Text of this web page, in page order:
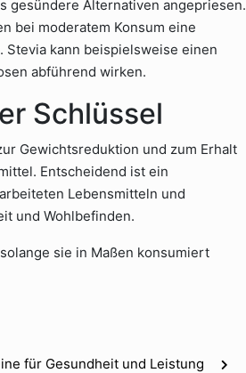
gesündere Alternativen angepriesen.
bei moderatem Konsum eine
kann beispielsweise einen
abführend wirken.
Schlüssel
Gewichtsreduktion und zum Erhalt
Entscheidend ist ein
Lebensmitteln und
und Wohlbefinden.
sie in Maßen konsumiert
für Gesundheit und Leistung